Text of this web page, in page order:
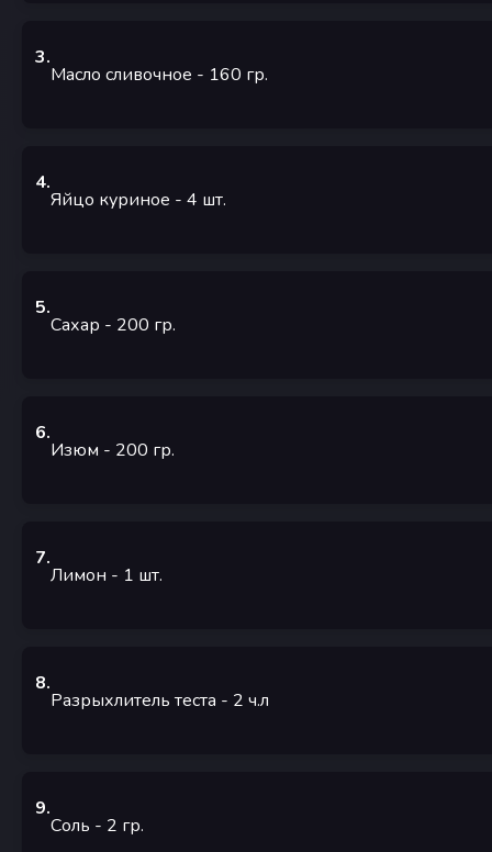
3.
Масло сливочное - 160 гр.
4.
Яйцо куриное - 4 шт.
5.
Сахар - 200 гр.
6.
Изюм - 200 гр.
7.
Лимон - 1 шт.
8.
Разрыхлитель теста - 2 ч.л
9.
Соль - 2 гр.